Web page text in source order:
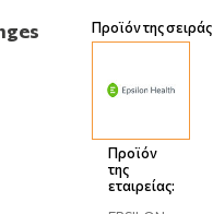
Προϊόν της σειράς
Προϊόν
της
εταιρείας: